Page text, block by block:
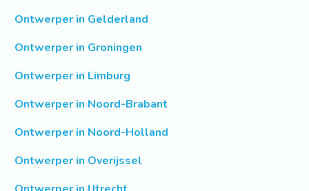
Ontwerper in Gelderland
Ontwerper in Groningen
Ontwerper in Limburg
Ontwerper in Noord-Brabant
Ontwerper in Noord-Holland
Ontwerper in Overijssel